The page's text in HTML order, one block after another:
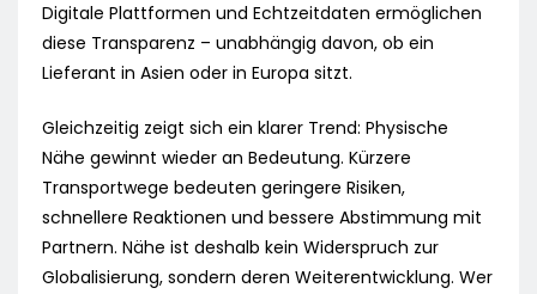
Digitale Plattformen und Echtzeitdaten ermöglichen
diese Transparenz – unabhängig davon, ob ein
Lieferant in Asien oder in Europa sitzt.
Gleichzeitig zeigt sich ein klarer Trend: Physische
Nähe gewinnt wieder an Bedeutung. Kürzere
Transportwege bedeuten geringere Risiken,
schnellere Reaktionen und bessere Abstimmung mit
Partnern. Nähe ist deshalb kein Widerspruch zur
Globalisierung, sondern deren Weiterentwicklung. Wer